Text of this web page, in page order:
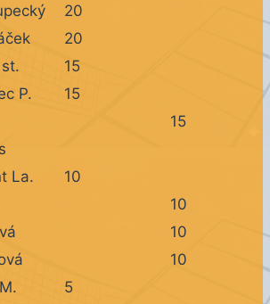
20
20
15
P.
15
15
La.
10
10
10
10
5